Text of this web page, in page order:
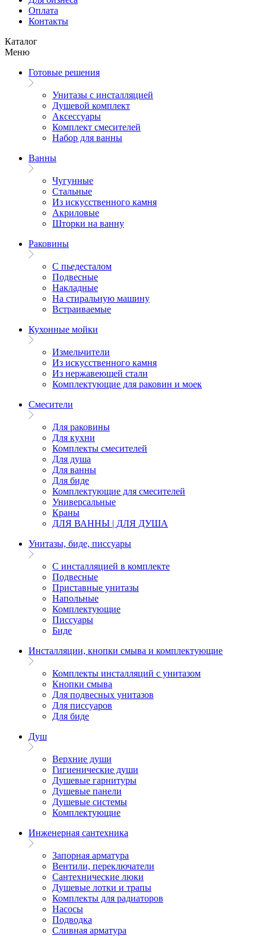
Оплата
Контакты
Каталог
Меню
Готовые решения
Унитазы с инсталляцией
Душевой комплект
Аксессуары
Комплект смесителей
Набор для ванны
Ванны
Чугунные
Стальные
Из искусственного камня
Акриловые
Шторки на ванну
Раковины
С пьедесталом
Подвесные
Накладные
На стиральную машину
Встраиваемые
Кухонные мойки
Измельчители
Из искусственного камня
Из нержавеющей стали
Комплектующие для раковин и моек
Смесители
Для раковины
Для кухни
Комплекты смесителей
Для душа
Для ванны
Для биде
Комплектующие для смесителей
Универсальные
Краны
ДЛЯ ВАННЫ | ДЛЯ ДУША
Унитазы, биде, писсуары
С инсталляцией в комплекте
Подвесные
Приставные унитазы
Напольные
Комплектующие
Писсуары
Биде
Инсталляции, кнопки смыва и комплектующие
Комплекты инсталляций с унитазом
Кнопки смыва
Для подвесных унитазов
Для писсуаров
Для биде
Душ
Верхние души
Гигиенические души
Душевые гарнитуры
Душевые панели
Душевые системы
Комплектующие
Инженерная сантехника
Запорная арматура
Вентили, переключатели
Сантехнические люки
Душевые лотки и трапы
Комплекты для радиаторов
Насосы
Подводка
Сливная арматура